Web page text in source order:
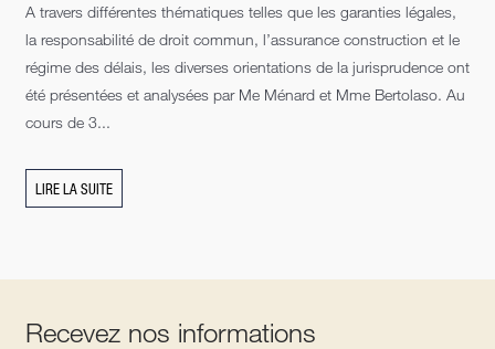
A travers différentes thématiques telles que les garanties légales,
la responsabilité de droit commun, l’assurance construction et le
régime des délais, les diverses orientations de la jurisprudence ont
été présentées et analysées par Me Ménard et Mme Bertolaso. Au
cours de 3...
LIRE LA SUITE
Recevez nos informations